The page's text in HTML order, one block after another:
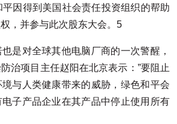
平因得到美国社会责任投资组织的帮助
，并参与此次股东大会。5
是对全球其他电脑厂商的一次警醒，
治项目主任赵阳在北京表示：”要阻止
与人类健康带来的威胁，绿色和平会
子产品企业在其产品中停止使用所有